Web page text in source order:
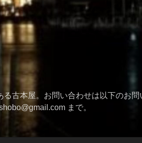
古本屋。お問い合わせは以下のお
まで。